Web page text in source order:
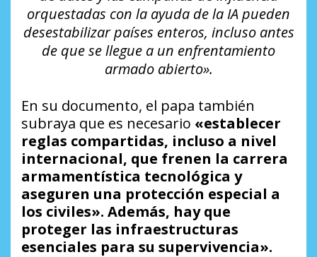
orquestadas con la ayuda de la IA pueden
desestabilizar países enteros, incluso antes
de que se llegue a un enfrentamiento
armado abierto».
En su documento, el papa también
subraya que es necesario «establecer
reglas compartidas, incluso a nivel
internacional, que frenen la carrera
armamentística tecnológica y
aseguren una protección especial a
los civiles». Además, hay que
proteger las infraestructuras
esenciales para su supervivencia».